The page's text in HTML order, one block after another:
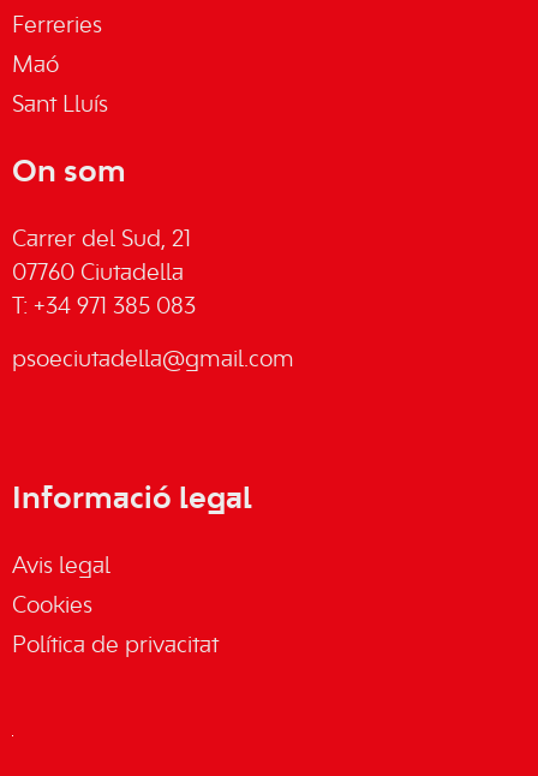
Ferreries
Maó
Sant Lluís
On som
Carrer del Sud, 21
07760 Ciutadella
T: +34 971 385 083
psoeciutadella@gmail.com
Informació legal
Avis legal
Cookies
Política de privacitat